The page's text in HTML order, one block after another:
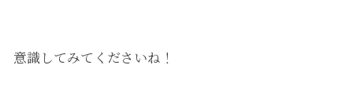
意識してみてくださいね！